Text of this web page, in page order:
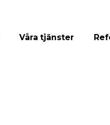
Våra tjänster